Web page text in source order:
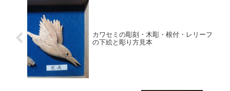
カワセミの彫刻・木彫・根付・レリーフ
の下絵と彫り方見本